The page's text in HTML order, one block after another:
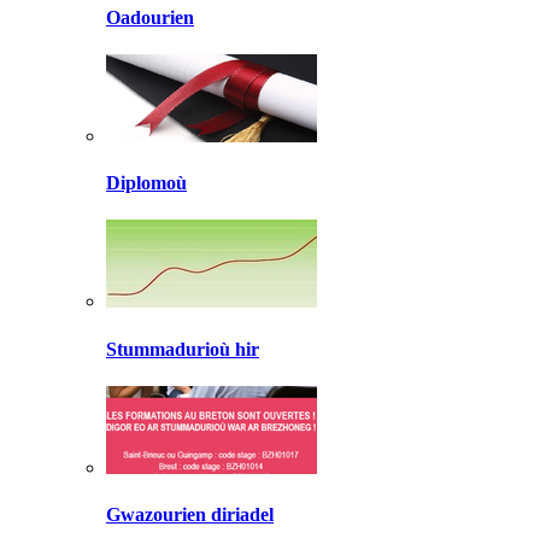
Oadourien
Diplomoù
Stummadurioù hir
Gwazourien diriadel